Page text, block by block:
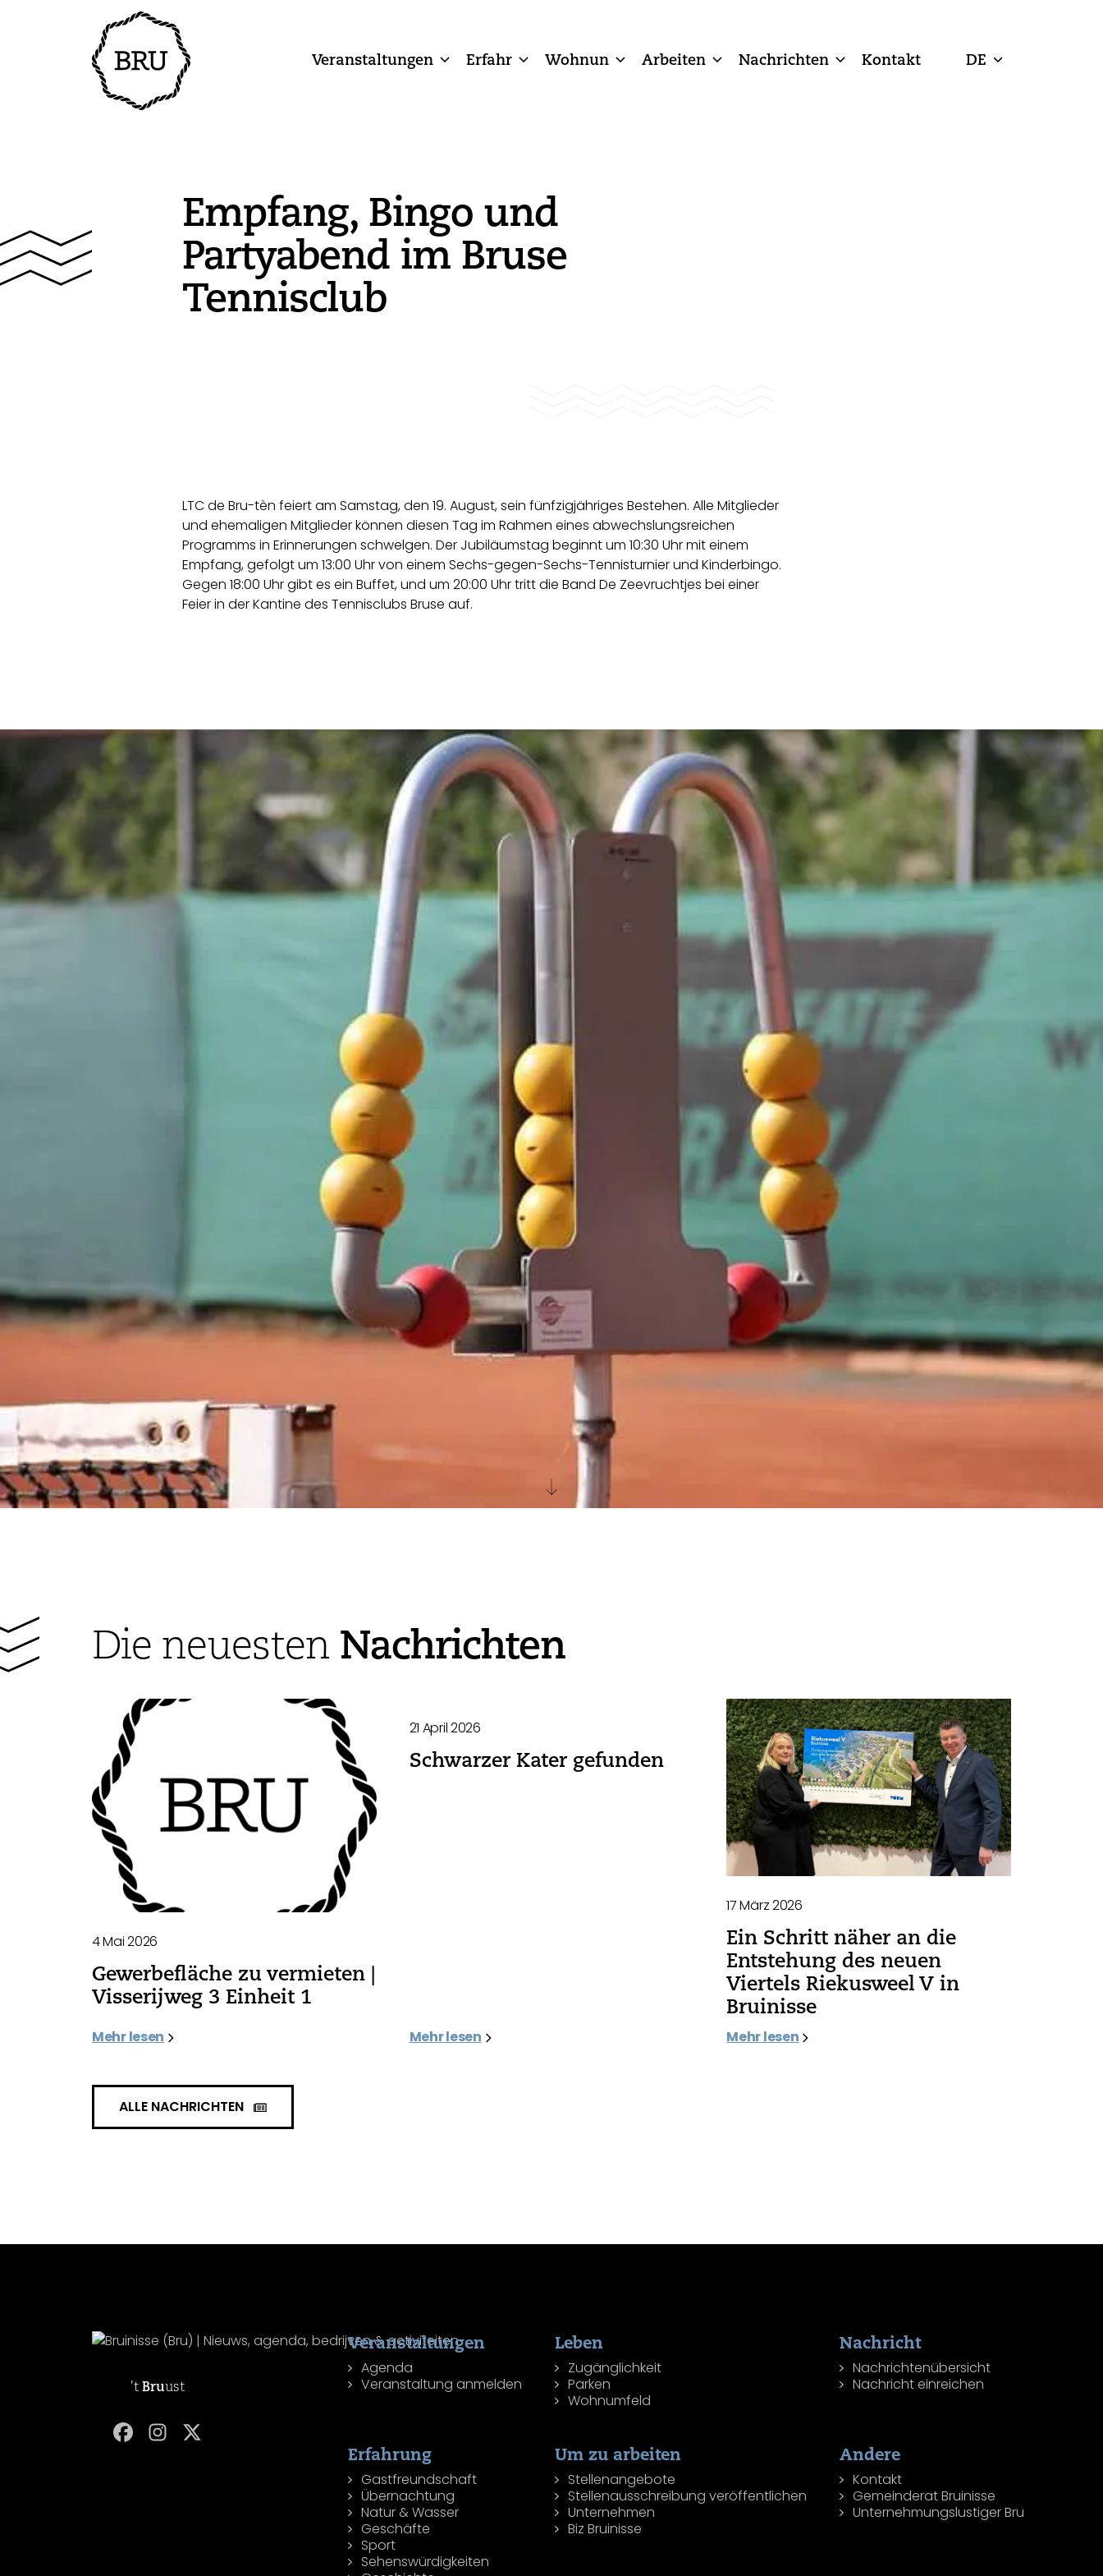
Veranstaltungen Erfahr Wohnun Arbeiten Nachrichten Kontakt DE
Empfang, Bingo und
Partyabend im Bruse
Tennisclub
LTC de Bru-tèn feiert am Samstag, den 19. August, sein fünfzigjähriges Bestehen. Alle Mitglieder
und ehemaligen Mitglieder können diesen Tag im Rahmen eines abwechslungsreichen
Programms in Erinnerungen schwelgen. Der Jubiläumstag beginnt um 10:30 Uhr mit einem
Empfang, gefolgt um 13:00 Uhr von einem Sechs-gegen-Sechs-Tennisturnier und Kinderbingo.
Gegen 18:00 Uhr gibt es ein Buffet, und um 20:00 Uhr tritt die Band De Zeevruchtjes bei einer
Feier in der Kantine des Tennisclubs Bruse auf.
Die neuesten Nachrichten
4 Mai 2026
Gewerbefläche zu vermieten |
Visserijweg 3 Einheit 1
Mehr lesen
21 April 2026
Schwarzer Kater gefunden
Mehr lesen
17 März 2026
Ein Schritt näher an die
Entstehung des neuen
Viertels Riekusweel V in
Bruinisse
Mehr lesen
ALLE NACHRICHTEN
't Bruust
Veranstaltungen
Agenda
Veranstaltung anmelden
Leben
Zugänglichkeit
Parken
Wohnumfeld
Nachricht
Nachrichtenübersicht
Nachricht einreichen
Erfahrung
Gastfreundschaft
Übernachtung
Natur & Wasser
Geschäfte
Sport
Sehenswürdigkeiten
Um zu arbeiten
Stellenangebote
Stellenausschreibung veröffentlichen
Unternehmen
Biz Bruinisse
Andere
Kontakt
Gemeinderat Bruinisse
Unternehmungslustiger Bru